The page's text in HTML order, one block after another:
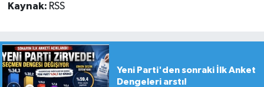
Kaynak: RSS
Yeni Parti'den sonraki İlk Anket
Dengeleri arstı!